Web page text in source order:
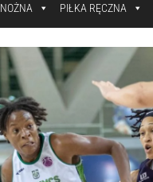
PIŁKA RĘCZNA